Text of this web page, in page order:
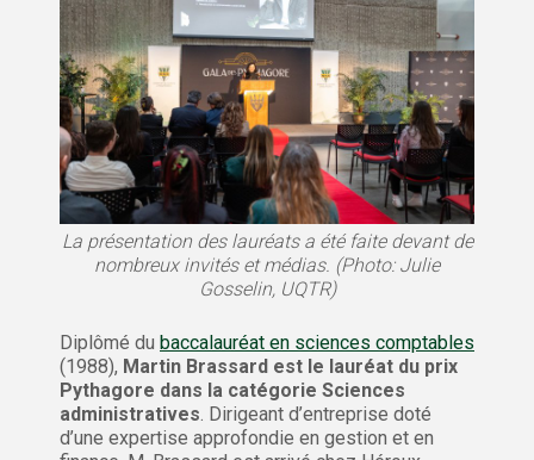
La présentation des lauréats a été faite devant de
nombreux invités et médias. (Photo: Julie
Gosselin, UQTR)
Diplômé du baccalauréat en sciences comptables
(1988), Martin Brassard est le lauréat du prix
Pythagore dans la catégorie Sciences
administratives. Dirigeant d’entreprise doté
d’une expertise approfondie en gestion et en